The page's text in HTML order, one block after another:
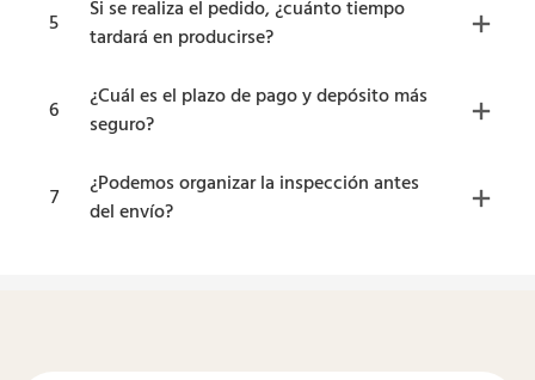
5
Si se realiza el pedido, ¿cuánto tiempo
tardará en producirse?
6
¿Cuál es el plazo de pago y depósito más
seguro?
7
¿Podemos organizar la inspección antes
del envío?